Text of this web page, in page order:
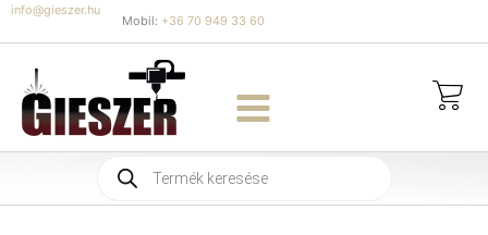
Skip
to
content
info@gieszer.hu
Mobil: +36 70 949 33 60
Products
search